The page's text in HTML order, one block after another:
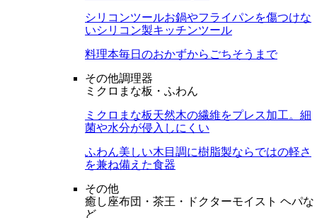
シリコンツールお鍋やフライパンを傷つけな
いシリコン製キッチンツール
料理本毎日のおかずからごちそうまで
その他調理器
ミクロまな板・ふわん
ミクロまな板天然木の繊維をプレス加工。細
菌や水分が侵入しにくい
ふわん美しい木目調に樹脂製ならではの軽さ
を兼ね備えた食器
その他
癒し座布団・茶王・ドクターモイスト ヘパな
ど